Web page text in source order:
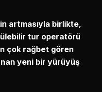
artmasıyla birlikte,
tur operatörü
çok rağbet gören
yeni bir yürüyüş